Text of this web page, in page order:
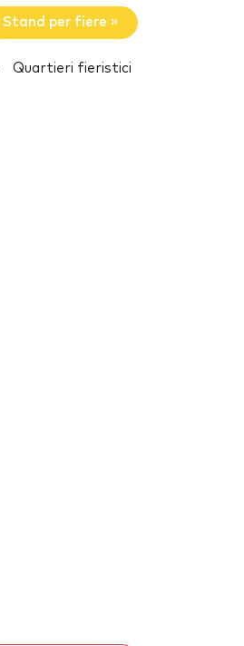
Stand per fiere »
Quartieri fieristici